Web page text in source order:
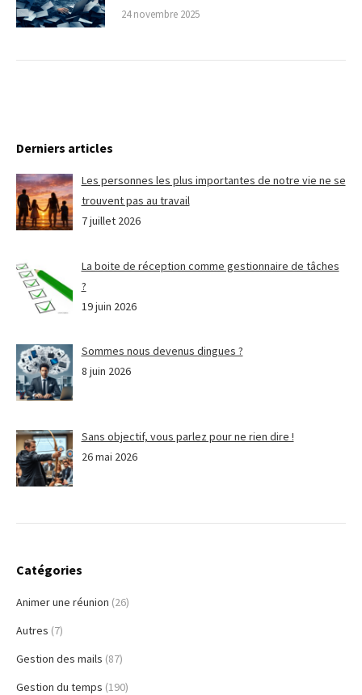
24 novembre 2025
Derniers articles
Les personnes les plus importantes de notre vie ne se
trouvent pas au travail
7 juillet 2026
La boite de réception comme gestionnaire de tâches
?
19 juin 2026
Sommes nous devenus dingues ?
8 juin 2026
Sans objectif, vous parlez pour ne rien dire !
26 mai 2026
Catégories
Animer une réunion (26)
Autres (7)
Gestion des mails (87)
Gestion du temps (190)